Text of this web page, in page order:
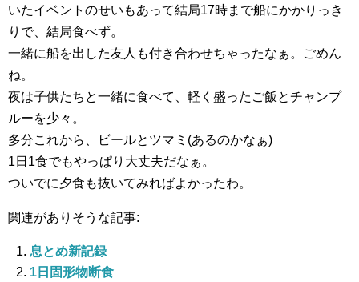
いたイベントのせいもあって結局17時まで船にかかりっき
りで、結局食べず。
一緒に船を出した友人も付き合わせちゃったなぁ。ごめん
ね。
夜は子供たちと一緒に食べて、軽く盛ったご飯とチャンプ
ルーを少々。
多分これから、ビールとツマミ(あるのかなぁ)
1日1食でもやっぱり大丈夫だなぁ。
ついでに夕食も抜いてみればよかったわ。
関連がありそうな記事:
息とめ新記録
1日固形物断食